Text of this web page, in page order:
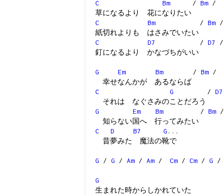
C Bm / Bm /
草になるより 花になりたい
C
Bm / Bm /
紙切れよりも はさみでいたい
C
D7 / D7
/
釘になるより かなづちがいい
G Em Bm / Bm /
幸せなんかが あるならば
C
G / D7
それは なぐさみのことだろう
G
Em Bm / Bm /
知らない国へ 行ってみたい
C
D B7 G ...
昔夢みた 魔法の靴で
G / G / Am / Am / Cm / Cm / G /
G
生まれた時からしかれていた